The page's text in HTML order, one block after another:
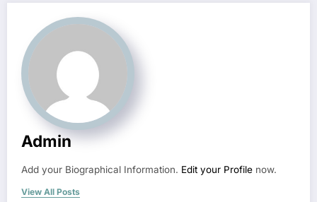
Admin
Add your Biographical Information. Edit your Profile now.
View All Posts